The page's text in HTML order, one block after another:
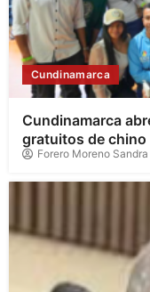
Cundinamarca
Cundinamarca
gratuitos de
Forero Moreno